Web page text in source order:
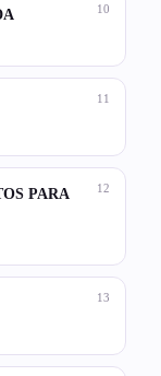
10
11
12
PARA
13